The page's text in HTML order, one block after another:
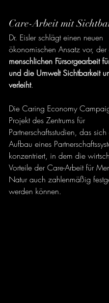
Care-Arbeit mit
Dr. Eisler schlägt einen neuen
ökonomischen Ansatz vor,
menschlichen Fürsorgearbeit
und die Umwelt Sichtbarkeit
verleiht.
Die Caring Economy
Projekt des Zentrums für
Partnerschaftsstudien, das
Aufbau eines
konzentriert, in dem die
Vorteile der Care-Arbeit für
Natur auch zahlenmäßig
werden können.